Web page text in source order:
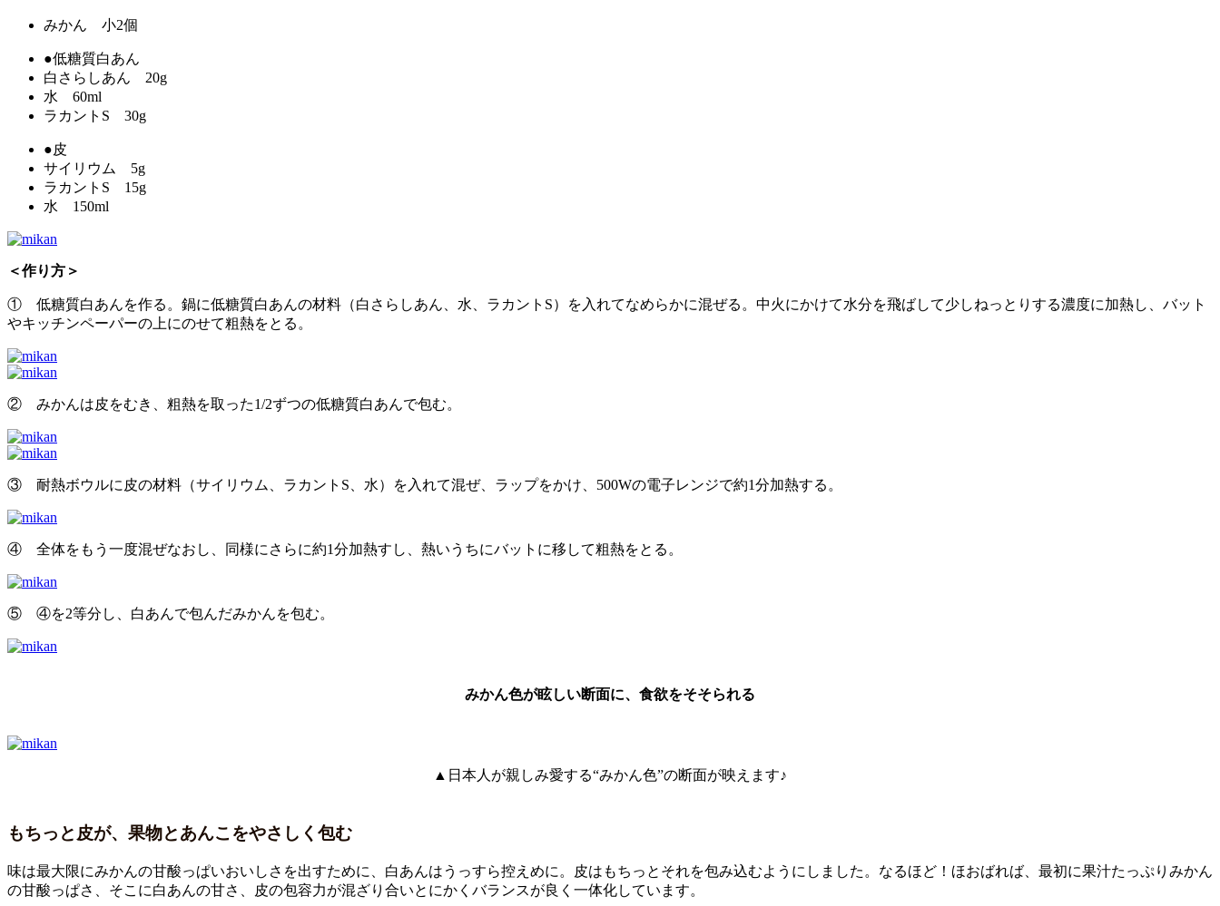
みかん 小2個
●低糖質白あん
白さらしあん 20g
水 60ml
ラカントS 30g
●皮
サイリウム 5g
ラカントS 15g
水 150ml
＜作り方＞
① 低糖質白あんを作る。鍋に低糖質白あんの材料（白さらしあん、水、ラカントS）を入れてなめらかに混ぜる。中火にかけて水分を飛ばして少しねっとりする濃度に加熱し、バット
やキッチンペーパーの上にのせて粗熱をとる。
② みかんは皮をむき、粗熱を取った1/2ずつの低糖質白あんで包む。
③ 耐熱ボウルに皮の材料（サイリウム、ラカントS、水）を入れて混ぜ、ラップをかけ、500Wの電子レンジで約1分加熱する。
④ 全体をもう一度混ぜなおし、同様にさらに約1分加熱すし、熱いうちにバットに移して粗熱をとる。
⑤ ④を2等分し、白あんで包んだみかんを包む。
みかん色が眩しい断面に、食欲をそそられる
▲日本人が親しみ愛する“みかん色”の断面が映えます♪
もちっと皮が、果物とあんこをやさしく包む
味は最大限にみかんの甘酸っぱいおいしさを出すために、白あんはうっすら控えめに。皮はもちっとそれを包み込むようにしました。なるほど！ほおばれば、最初に果汁たっぷりみかん
の甘酸っぱさ、そこに白あんの甘さ、皮の包容力が混ざり合いとにかくバランスが良く一体化しています。